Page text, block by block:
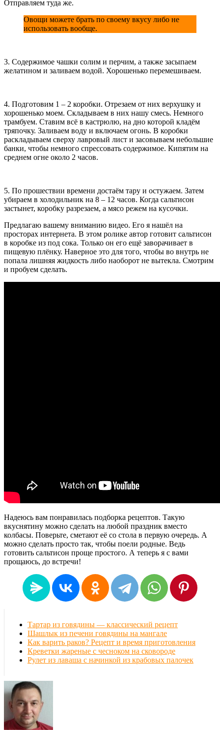
Отправляем туда же.
Овощи можете брать по своему вкусу либо не
использовать вообще.
3. Содержимое чашки солим и перчим, а также засыпаем
желатином и заливаем водой. Хорошенько перемешиваем.
4. Подготовим 1 – 2 коробки. Отрезаем от них верхушку и
хорошенько моем. Складываем в них нашу смесь. Немного
трамбуем. Ставим всё в кастрюлю, на дно которой кладём
тряпочку. Заливаем воду и включаем огонь. В коробки
раскладываем сверху лавровый лист и засовываем небольшие
банки, чтобы немного спрессовать содержимое. Кипятим на
среднем огне около 2 часов.
5. По прошествии времени достаём тару и остужаем. Затем
убираем в холодильник на 8 – 12 часов. Когда сальтисон
застынет, коробку разрезаем, а мясо режем на кусочки.
Предлагаю вашему вниманию видео. Его я нашёл на
просторах интернета. В этом ролике автор готовит сальтисон
в коробке из под сока. Только он его ещё заворачивает в
пищевую плёнку. Наверное это для того, чтобы во внутрь не
попала лишняя жидкость либо наоборот не вытекла. Смотрим
и пробуем сделать.
Надеюсь вам понравилась подборка рецептов. Такую
вкуснятину можно сделать на любой праздник вместо
колбасы. Поверьте, сметают её со стола в первую очередь. А
можно сделать просто так, чтобы поели родные. Ведь
готовить сальтисон проще простого. А теперь я с вами
прощаюсь, до встречи!
Тартар из говядины — классический рецепт
Шашлык из печени говядины на мангале
Как варить раков? Рецепт и время приготовления
Креветки жареные с чесноком на сковороде
Рулет из лаваша с начинкой из крабовых палочек